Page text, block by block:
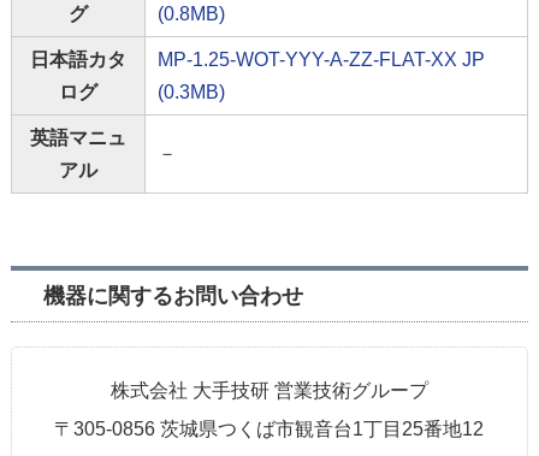
グ
(0.8MB)
日本語カタ
ログ
MP-1.25-WOT-YYY-A-ZZ-FLAT-XX JP
(0.3MB)
英語マニュ
アル
－
機器に関するお問い合わせ
株式会社 大手技研 営業技術グループ
〒305-0856 茨城県つくば市観音台1丁目25番地12